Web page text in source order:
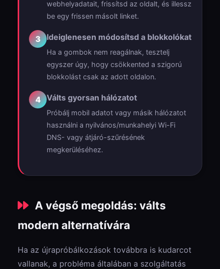
webhelyadatait, frissítsd az oldalt, és illessz
be egy frissen másolt linket.
3 Ideiglenesen módosítsd a blokkolókat
Ha a gombok nem reagálnak, tesztelj
egyszer úgy, hogy csökkented a szigorú
blokkolást csak az adott oldalon.
4 Válts gyorsan hálózatot
Próbálj mobil adatot vagy másik hálózatot
használni a nyilvános/munkahelyi Wi-Fi
DNS- vagy átjáró-szűrésének
megkerüléséhez.
A végső megoldás: válts
modern alternatívára
Ha az újrapróbálkozások továbbra is kudarcot
vallanak, a probléma általában a szolgáltatás